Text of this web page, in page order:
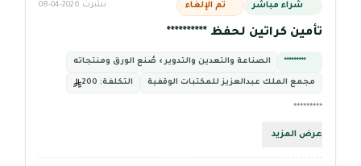
شراء مباشر تم الإلغاء نُشرت 2026-04-08
تأمين كراتين لحفظ **********
********* الصناعة والتعدين والتدوير › صُنع الورق ومنتجاته
مجمع الملك عبدالعزيز للمكتبات الوقفية التكلفة:
*********
عرض المزيد